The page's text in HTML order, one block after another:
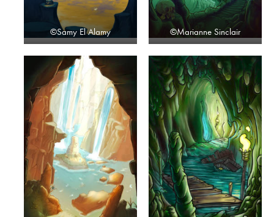
©Samy El Alamy ©Marianne Sinclair